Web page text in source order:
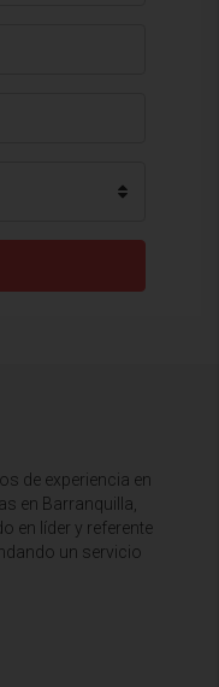
de experiencia en
en Barranquilla,
en líder y referente
un servicio